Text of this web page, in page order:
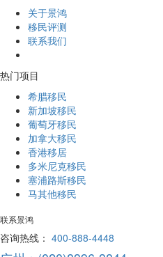
关于景鸿
移民评测
联系我们
热门项目
希腊移民
新加坡移民
葡萄牙移民
加拿大移民
香港移居
多米尼克移民
塞浦路斯移民
马其他移民
联系景鸿
咨询热线： 400-888-4448